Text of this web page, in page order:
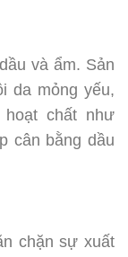
và ẩm. Sản
da mỏng yếu,
hoạt chất như
cân bằng dầu
chặn sự xuất